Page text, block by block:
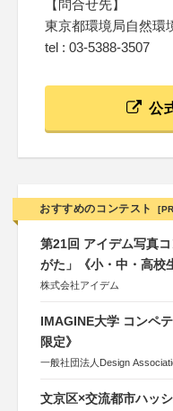
【問合せ先】
東京都環境局自然環
tel : 03-5388-3507
公
おすすめのコンテスト
第21回 アイデム写真
がた」《小・中・高校
株式会社アイデム
IMAGINE大学 コンペ
限定》
一般社団法人Design
文京区×交流都市ハッ